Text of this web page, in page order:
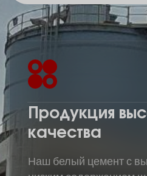
Продукция
качества
Наш белый цемент с